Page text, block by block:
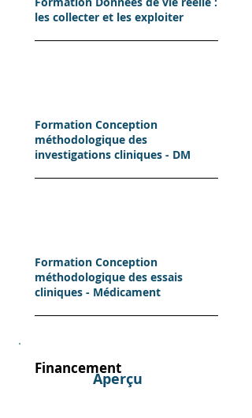
les collecter et les exploiter
Formation Conception
méthodologique des
investigations cliniques - DM
Formation Conception
méthodologique des essais
cliniques - Médicament
Financement
Aperçu